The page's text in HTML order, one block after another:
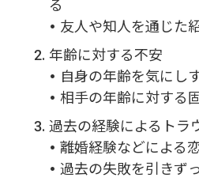
る
• 友人や知人を通じた
年齢に対する不安
• 自身の年齢を気にし
• 相手の年齢に対する
過去の経験によるトラ
• 離婚経験などによる
• 過去の失敗を引きず